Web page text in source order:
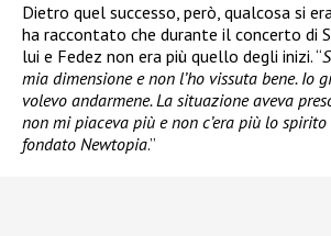
Dietro quel successo, però, qualcosa si
ha raccontato che durante il concerto di
lui e Fedez non era più quello degli inizi. “
mia dimensione e non l’ho vissuta bene. Io
volevo andarmene. La situazione aveva
non mi piaceva più e non c’era più lo
fondato Newtopia.”